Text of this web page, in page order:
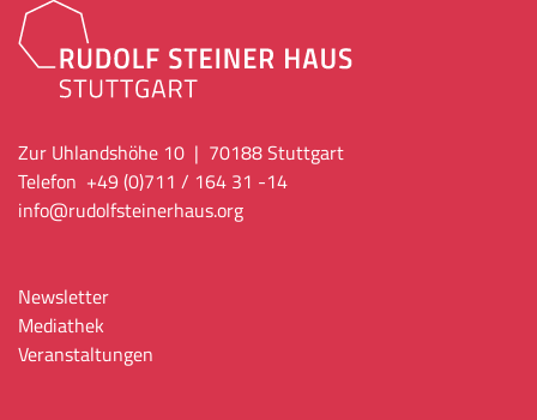
Zur Uhlandshöhe 10 | 70188 Stuttgart
Telefon +49 (0)711 / 164 31 -14
info@rudolfsteinerhaus.org
Newsletter
Mediathek
Veranstaltungen